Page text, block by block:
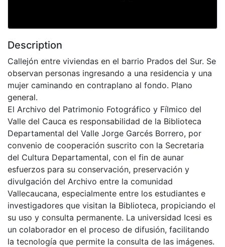
Description
Callejón entre viviendas en el barrio Prados del Sur. Se
observan personas ingresando a una residencia y una
mujer caminando en contraplano al fondo. Plano
general.
El Archivo del Patrimonio Fotográfico y Fílmico del
Valle del Cauca es responsabilidad de la Biblioteca
Departamental del Valle Jorge Garcés Borrero, por
convenio de cooperación suscrito con la Secretaria
del Cultura Departamental, con el fin de aunar
esfuerzos para su conservación, preservación y
divulgación del Archivo entre la comunidad
Vallecaucana, especialmente entre los estudiantes e
investigadores que visitan la Biblioteca, propiciando el
su uso y consulta permanente. La universidad Icesi es
un colaborador en el proceso de difusión, facilitando
la tecnología que permite la consulta de las imágenes.